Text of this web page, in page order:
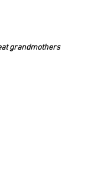
grandmothers